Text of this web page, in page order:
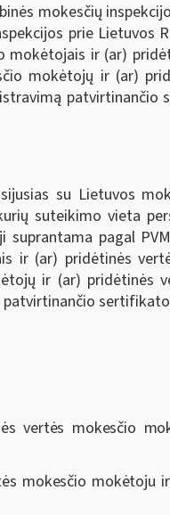
mokesčių
prie
ir (ar)
mokėtojų ir (ar)
su Lietuvos
suteikimo vieta
pagal
ir (ar) pridėtinės
ir (ar) pridėtinės
vertės mokesčio
mokesčio mokėtoju